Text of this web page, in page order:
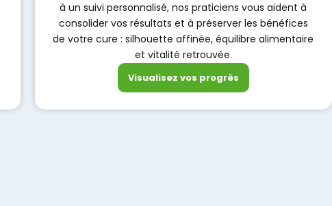
à un suivi personnalisé, nos praticiens vous aident à
consolider vos résultats et à préserver les bénéfices
de votre cure : silhouette affinée, équilibre alimentaire
et vitalité retrouvée.
Visualisez vos progrès